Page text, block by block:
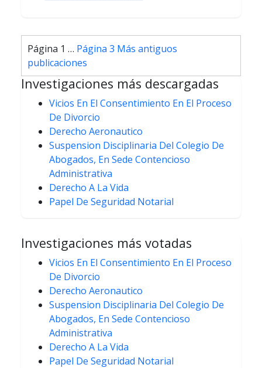
Paginación
de
entradas
Página 1 … Página 3 Más antiguos
publicaciones
Investigaciones más descargadas
Vicios En El Consentimiento En El Proceso
De Divorcio
Derecho Aeronautico
Suspension Disciplinaria Del Colegio De
Abogados, En Sede Contencioso
Administrativa
Derecho A La Vida
Papel De Seguridad Notarial
Investigaciones más votadas
Vicios En El Consentimiento En El Proceso
De Divorcio
Derecho Aeronautico
Suspension Disciplinaria Del Colegio De
Abogados, En Sede Contencioso
Administrativa
Derecho A La Vida
Papel De Seguridad Notarial